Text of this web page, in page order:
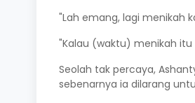
"Lah emang, lagi menikah
"Kalau (waktu) menikah
Seolah tak percaya,
sebenarnya ia dilarang